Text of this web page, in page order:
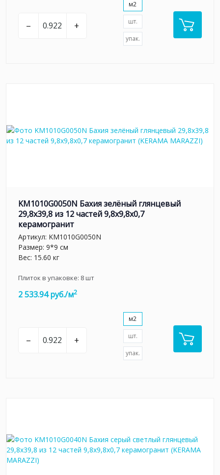
– +
м2
шт.
упак.
KM1010G0050N Бахия зелёный глянцевый
29,8х39,8 из 12 частей 9,8x9,8x0,7
керамогранит
Артикул: KM1010G0050N
Размер: 9*9 см
Вес: 15.60 кг
Плиток в упаковке: 8шт
2 533.94 руб./м2
– +
м2
шт.
упак.